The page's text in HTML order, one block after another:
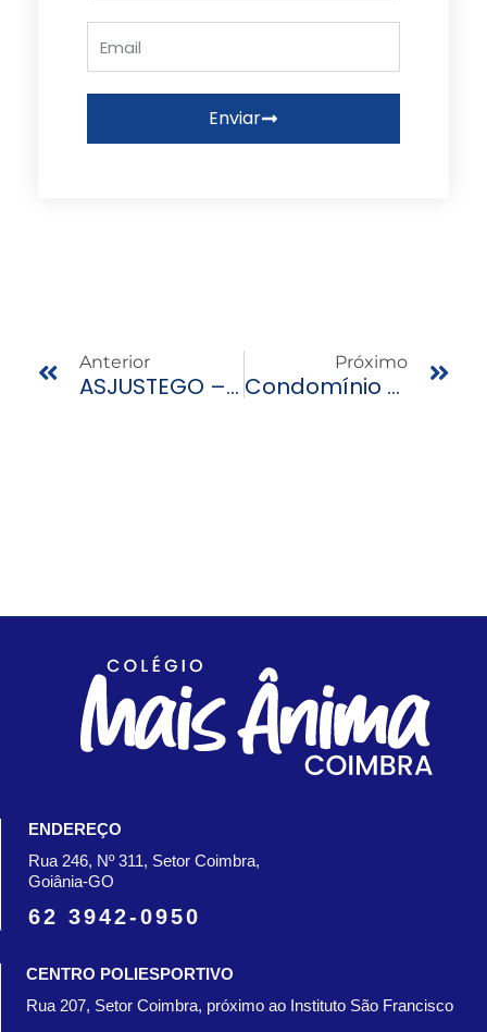
Enviar
Anterior
ASJUSTEGO – Associação Dos Servidores Da Justiça Trabalhista Do Estado De Goi
Próximo
Condomínio Residencial Gran Vitá
ENDEREÇO
Rua 246, Nº 311, Setor Coimbra,
Goiânia-GO
62 3942-0950
CENTRO POLIESPORTIVO
Rua 207, Setor Coimbra, próximo ao Instituto São Francisco